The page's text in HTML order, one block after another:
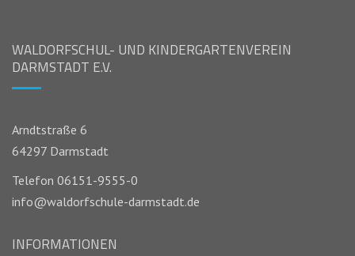
WALDORFSCHUL- UND KINDERGARTENVEREIN
DARMSTADT E.V.
Arndtstraße 6
64297 Darmstadt
Telefon 06151-9555-0
info@waldorfschule-darmstadt.de
INFORMATIONEN